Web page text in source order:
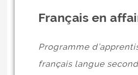
Français en
Programme
français langue